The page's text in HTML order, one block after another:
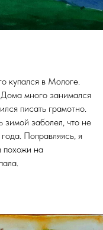
купался в Мологе.
много занимался
писать грамотно.
зимой заболел, что не
Поправляясь, я
похожи на